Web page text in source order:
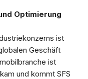
Optimierung
ist
Geschäft
ist
und kommt SFS